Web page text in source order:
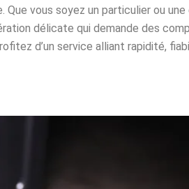
vous soyez un particulier ou
délicate qui demande des
d’un service alliant rapidité,